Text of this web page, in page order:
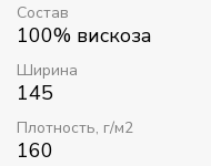
Состав
100% вискоза
Ширина
145
Плотность, г/м2
160